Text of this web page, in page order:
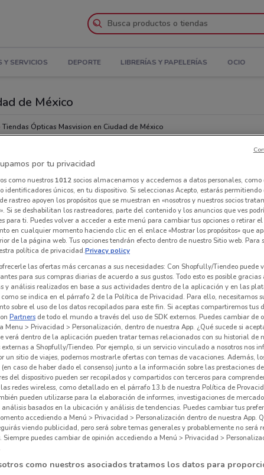
Y SERVICIOS DEPORTE LIBRERÍAS Y PAPELERÍAS OCIO
de México
Tiendas Ópticas Masvision en Ciudad de México
12.8 km
por tu privacidad
como nuestros 1012socios almacenamos y accedemos a datos personales, como
identificadores únicos, en tu dispositivo. Si seleccionas Acepto, estarás
rastreo apoyen los propósitos que se muestran en «nosotros y nuestros socios
Si se deshabilitan los rastreadores, parte del contenido y los anuncios que ves
para ti. Puedes volver a acceder a este menú para cambiar tus opciones o retirar el
en cualquier momento haciendo clic en el enlace «Mostrar los propósitos» que
de la página web. Tus opciones tendrán efecto dentro de nuestro Sitio web. Para
política de privacidad.Privacy policy
las ofertas más cercanas a sus necesidades: Con Shopfully/Tiendeo puede
para sus compras diarias de acuerdo a sus gustos. Todo esto es posible gracias
y análisis realizados en base a sus actividades dentro de la aplicación y en las
se indica en el párrafo 2 de la Política de Privacidad. Para ello, necesitamos
sobre el uso de los datos recopilados para este fin. Si aceptas compartiremos tus
Partners de todo el mundo a través del uso de SDK externos. Puedes cambiar de
Menu > Privacidad > Personalización, dentro de nuestra App. ¿Qué sucede si
verá dentro de la aplicación pueden tratar temas relacionados con su historial de
a Shopfully/Tiendeo. Por ejemplo, si un servicio vinculado a nosotros nos
un sitio de viajes, podemos mostrarle ofertas con temas de vacaciones. Además,
caso de haber dado el consenso) junto a la información sobre las prestaciones
del dispositivo pueden ser recopilados y compartidos con terceros para
redes wireless, como detallado en el párrafo 13.b de nuestra Política de
pueden utilizarse para la elaboración de informes, investigaciones de
análisis basados en la ubicación y análisis de tendencias. Puedes cambiar tus
accediendo a Menú > Privacidad > Personalización dentro de nuestra App.
viendo publicidad, pero será sobre temas generales y probablemente no será
Siempre puedes cambiar de opinión accediendo a Menú > Privacidad >
como nuestros asociados tratamos los datos para